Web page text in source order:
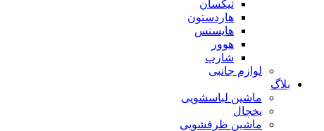
نیکسان
هاردستون
هایسنس
هوور
شارپ
لوازم جانبی
بلاگ
ماشین لباسشویی
یخچال
ماشین ظرفشویی